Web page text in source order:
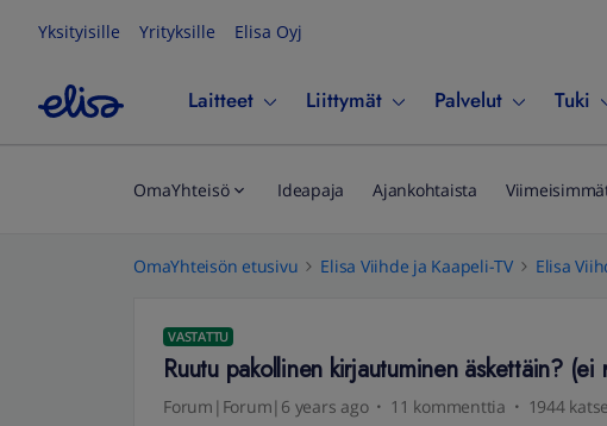
Yksityisille Yrityksille Elisa Oyj
Laitteet Liittymät Palvelut Tuki
OmaYhteisö Ideapaja Ajankohtaista
OmaYhteisön etusivu Elisa Viihde ja Kaapeli-TV Elisa
VASTATTU
Ruutu pakollinen kirjautuminen äskettäin? (ei
Forum|Forum|6 years ago 11 kommenttia 1944